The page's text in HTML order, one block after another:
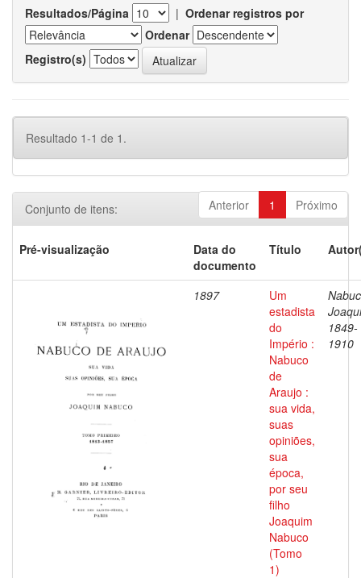
Resultados/Página | Ordenar registros por
Ordenar
Registro(s)
Resultado 1-1 de 1.
Anterior 1 Próximo
Conjunto de itens:
Pré-visualização
Data do
documento
Título
1897
Um
estadista
do
Império :
Nabuco
de
Araujo :
sua vida,
suas
opiniões,
sua
época,
por seu
filho
Joaquim
Nabuco
(Tomo
1)
1849-
1910